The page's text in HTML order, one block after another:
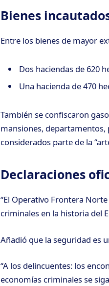
Bienes
Entre los bienes de mayor
Dos haciendas de 620
Una hacienda de 470
También se confiscaron
mansiones,
considerados parte de la
Declaraciones
“El Operativo Frontera
criminales en la historia del
Añadió que la seguridad es
“A los delincuentes: los
economías criminales se